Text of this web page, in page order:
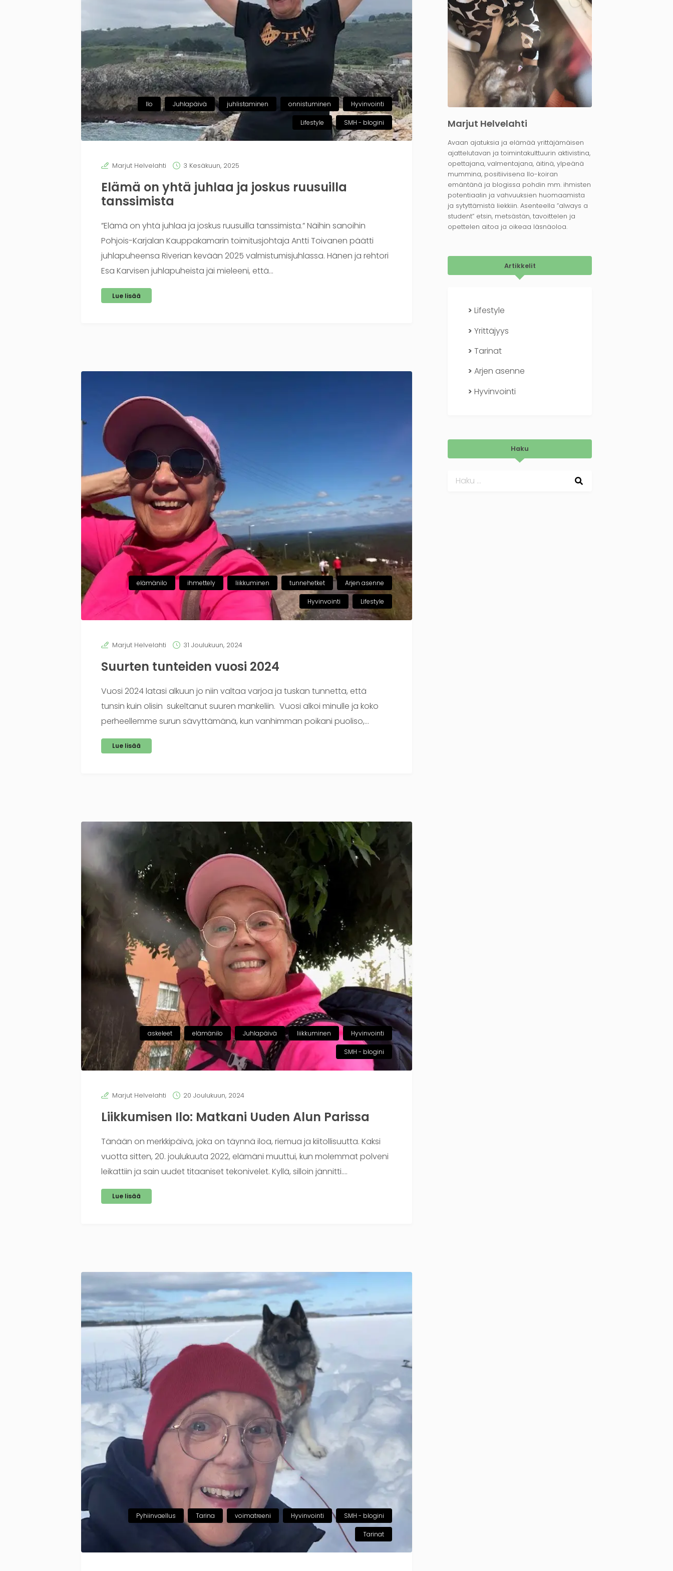
Ilo Juhlapäivä juhlistaminen onnistuminen Hyvinvointi
Lifestyle SMH - blogini
Marjut Helvelahti 3 Kesäkuun, 2025
Elämä on yhtä juhlaa ja joskus ruusuilla
tanssimista
”Elämä on yhtä juhlaa ja joskus ruusuilla tanssimista.” Näihin sanoihin
Pohjois-Karjalan Kauppakamarin toimitusjohtaja Antti Toivanen päätti
juhlapuheensa Riverian kevään 2025 valmistumisjuhlassa. Hänen ja rehtori
Esa Karvisen juhlapuheista jäi mieleeni, että…
Lue lisää
elämänilo ihmettely liikkuminen tunnehetket Arjen asenne
Hyvinvointi Lifestyle
Marjut Helvelahti 31 Joulukuun, 2024
Suurten tunteiden vuosi 2024
Vuosi 2024 latasi alkuun jo niin valtaa varjoa ja tuskan tunnetta, että
tunsin kuin olisin sukeltanut suuren mankeliin. Vuosi alkoi minulle ja koko
perheellemme surun sävyttämänä, kun vanhimman poikani puoliso,…
Lue lisää
askeleet elämänilo Juhlapäivä liikkuminen Hyvinvointi
SMH - blogini
Marjut Helvelahti 20 Joulukuun, 2024
Liikkumisen Ilo: Matkani Uuden Alun Parissa
Tänään on merkkipäivä, joka on täynnä iloa, riemua ja kiitollisuutta. Kaksi
vuotta sitten, 20. joulukuuta 2022, elämäni muuttui, kun molemmat polveni
leikattiin ja sain uudet titaaniset tekonivelet. Kyllä, silloin jännitti….
Lue lisää
Pyhiinvaellus Tarina voimatreeni Hyvinvointi SMH - blogini
Tarinat
Marjut Helvelahti
Avaan ajatuksia ja elämää yrittäjämäisen
ajattelutavan ja toimintakulttuurin aktivistina,
opettajana, valmentajana, äitinä, ylpeänä
mummina, positiivisena Ilo-koiran
emäntänä ja blogissa pohdin mm. ihmisten
potentiaalin ja vahvuuksien huomaamista
ja sytyttämistä liekkiin. Asenteella ”always a
student” etsin, metsästän, tavoittelen ja
opettelen aitoa ja oikeaa läsnäoloa.
Artikkelit
Lifestyle
Yrittäjyys
Tarinat
Arjen asenne
Hyvinvointi
Haku